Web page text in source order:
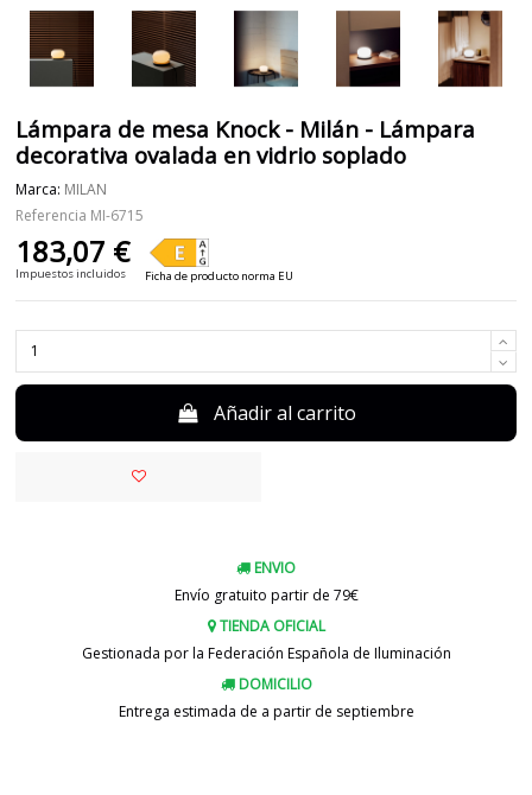
Lámpara de mesa Knock - Milán - Lámpara
decorativa ovalada en vidrio soplado
Marca: MILAN
Referencia MI-6715
183,07 €
Impuestos incluidos Ficha de producto norma EU
Añadir al carrito
ENVIO
Envío gratuito partir de 79€
TIENDA OFICIAL
Gestionada por la Federación Española de Iluminación
DOMICILIO
Entrega estimada de a partir de septiembre